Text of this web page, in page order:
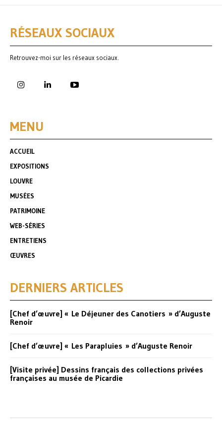
RÉSEAUX SOCIAUX
Retrouvez-moi sur les réseaux sociaux.
MENU
ACCUEIL
EXPOSITIONS
LOUVRE
MUSÉES
PATRIMOINE
WEB-SÉRIES
ENTRETIENS
ŒUVRES
DERNIERS ARTICLES
[Chef d’œuvre] « Le Déjeuner des Canotiers » d’Auguste
Renoir
[Chef d’œuvre] « Les Parapluies » d’Auguste Renoir
[Visite privée] Dessins français des collections privées
françaises au musée de Picardie